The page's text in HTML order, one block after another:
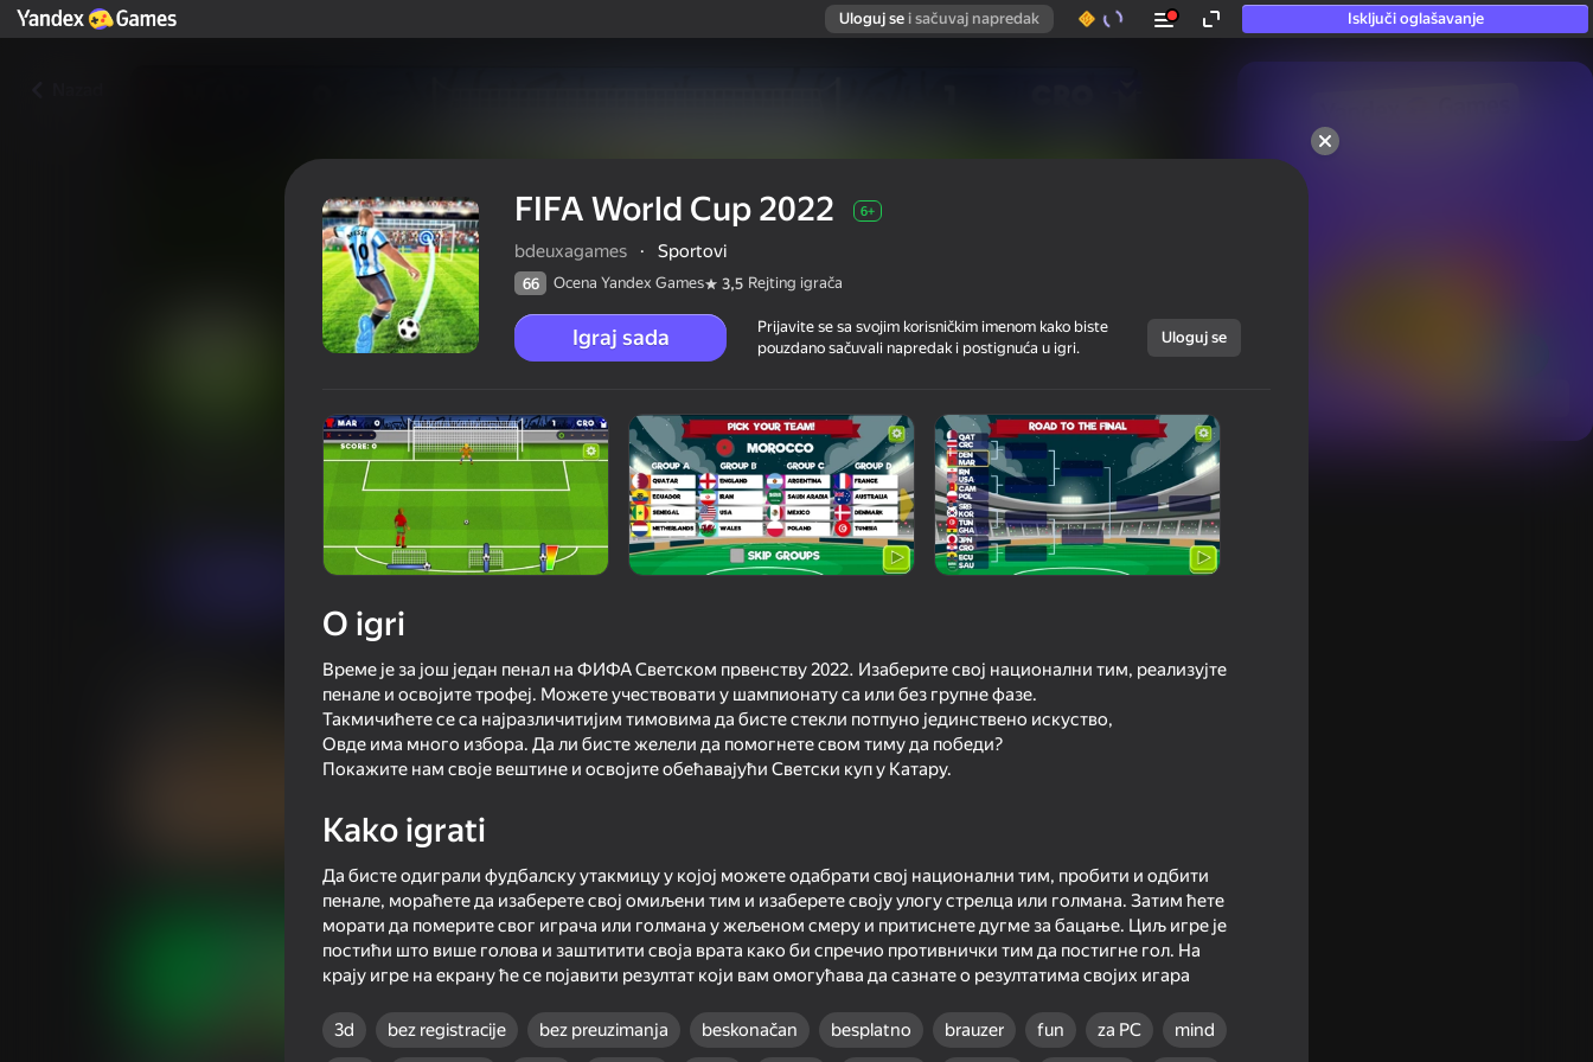
Uloguj se i sačuvaj napredak Isključi oglašavanje
FIFA World Cup 2022
Ocena Yandex Games 3,5 Rejting igrača 6+
bdeuxagames
87
War The Knights: Battle Arena
Swords 3D
Ragdoll Football 2 players
63 59 18+ 73
FIFA World Cup 2022 6+
bdeuxagames · Sportovi
66 Ocena Yandex Games 3,5 Rejting igrača
Igraj sada
Prijavite se sa svojim korisničkim imenom kako biste
pouzdano sačuvali napredak i postignuća u igri.
Uloguj se
O igri
Време је за још један пенал на ФИФА Светском првенству 2022. Изаберите свој национални тим, реализујте
пенале и освојите трофеј. Можете учествовати у шампионату са или без групне фазе.
Такмичићете се са најразличитијим тимовима да бисте стекли потпуно јединствено искуство,
Овде има много избора. Да ли бисте желели да помогнете свом тиму да победи?
Покажите нам своје вештине и освојите обећавајући Светски куп у Катару.
Kako igrati
Да бисте одиграли фудбалску утакмицу у којој можете одабрати свој национални тим, пробити и одбити
пенале, мораћете да изаберете свој омиљени тим и изаберете своју улогу стрелца или голмана. Затим ћете
морати да померите свог играча или голмана у жељеном смеру и притиснете дугме за бацање. Циљ игре је
постићи што више голова и заштитити своја врата како би спречио противнички тим да постигне гол. На
крају игре на екрану ће се појавити резултат који вам омогућава да сазнате о резултатима својих игара
3d bez registracije bez preuzimanja beskonačan besplatno brauzer fun za PC mind